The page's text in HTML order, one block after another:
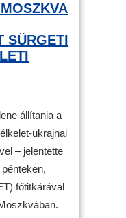
SÜRGETI
állítania a
ukrajnai
– jelentette
főtitkárával